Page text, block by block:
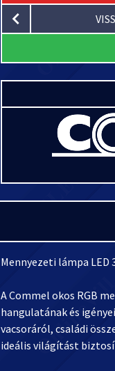
Mennyezeti lámpa LED
A Commel okos RGB
hangulatának és
vacsoráról, családi
ideális világítást